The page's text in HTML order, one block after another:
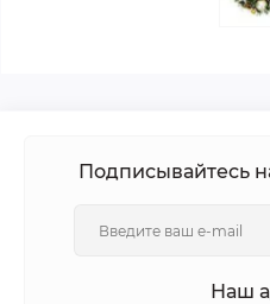
Подписывайтесь
Наш